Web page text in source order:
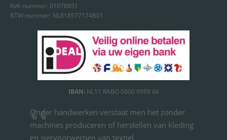
KvK-nummer: 01078851
BTW-nummer: NL818577174B01
IBAN: NL11 RABO 0000 9999 66
Onder handwerken verstaat men het zonder
machines produceren of herstellen van kleding
en siervoorwerpen van textiel.